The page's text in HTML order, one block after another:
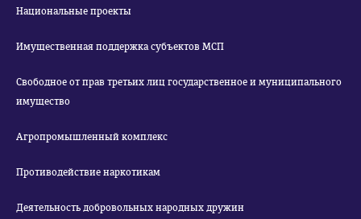
Национальные проекты
Имущественная поддержка субъектов МСП
Свободное от прав третьих лиц государственное и муниципального
имущество
Агропромышленный комплекс
Противодействие наркотикам
Деятельность добровольных народных дружин